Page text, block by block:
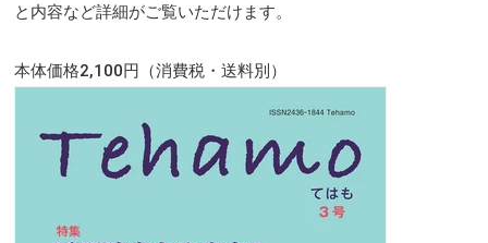
と内容など詳細がご覧いただけます。
本体価格2,100円（消費税・送料別）